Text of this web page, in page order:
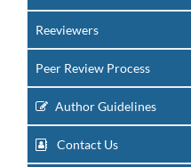
Reeviewers
Peer Review Process
Author Guidelines
Contact Us